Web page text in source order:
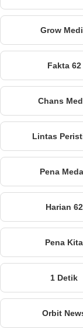
Grow
Fakta 62
Chans
Lintas
Pena
Harian 62
Pena Kita
1 Detik
Orbit